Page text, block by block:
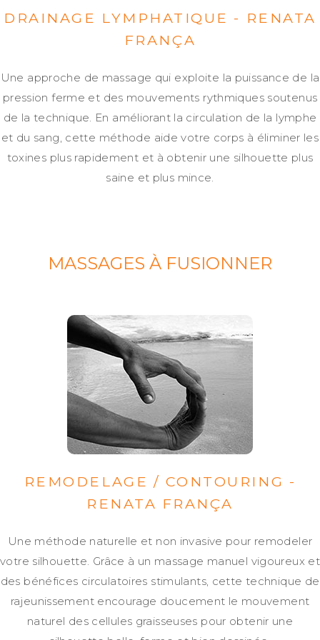
DRAINAGE LYMPHATIQUE - RENATA
FRANÇA
Une approche de massage qui exploite la puissance de la
pression ferme et des mouvements rythmiques soutenus
de la technique. En améliorant la circulation de la lymphe
et du sang, cette méthode aide votre corps à éliminer les
toxines plus rapidement et à obtenir une silhouette plus
saine et plus mince.
MASSAGES À FUSIONNER
REMODELAGE / CONTOURING -
RENATA FRANÇA
Une méthode naturelle et non invasive pour remodeler
votre silhouette. Grâce à un massage manuel vigoureux et
des bénéfices circulatoires stimulants, cette technique de
rajeunissement encourage doucement le mouvement
naturel des cellules graisseuses pour obtenir une